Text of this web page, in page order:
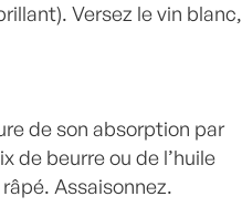
Versez le vin blanc,
de son absorption par
de beurre ou de l’huile
Assaisonnez.